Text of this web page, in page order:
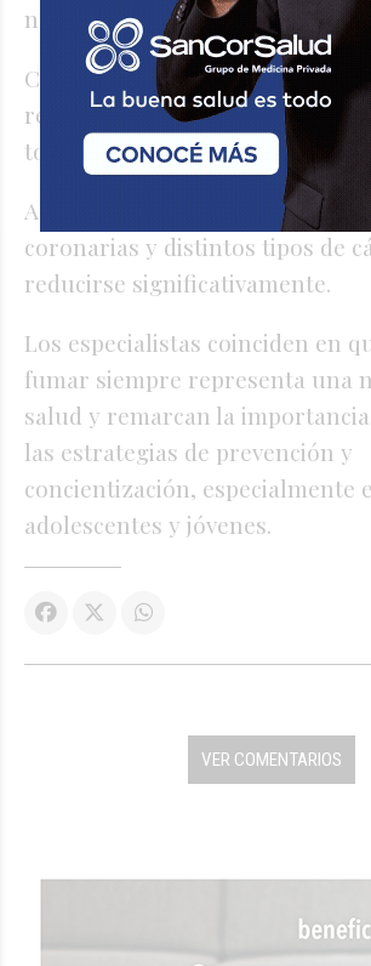
normales.
Con el paso de los meses,
respiratoria y disminuyen
tos o la dificultad para respirar.
A largo plazo, el riesgo de
coronarias y distintos tipos de
reducirse significativamente.
Los especialistas coinciden en
fumar siempre representa una
salud y remarcan la
las estrategias de prevención y
concientización, especialmente
adolescentes y jóvenes.
VER COMENTARIOS